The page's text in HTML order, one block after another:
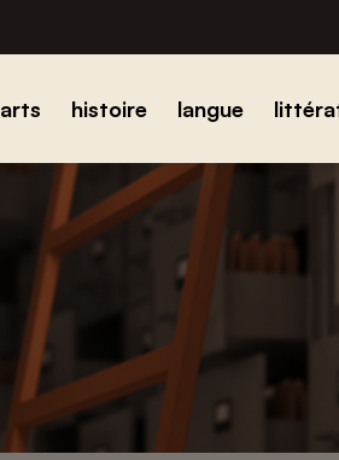
arts histoire langue